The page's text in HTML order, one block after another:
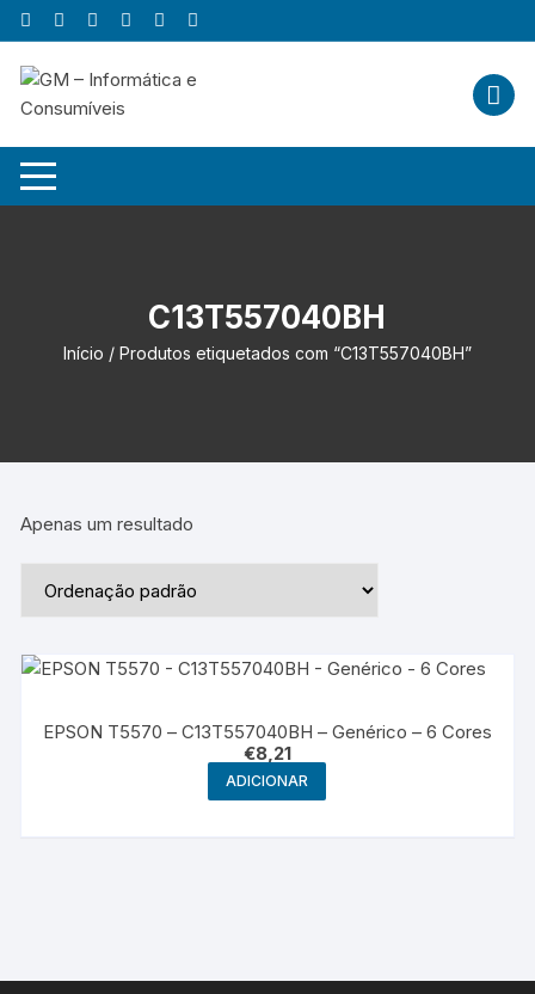
Skip
to
content
C13T557040BH
Início / Produtos etiquetados com “C13T557040BH”
Apenas um resultado
EPSON T5570 – C13T557040BH – Genérico – 6 Cores
€8,21
ADICIONAR